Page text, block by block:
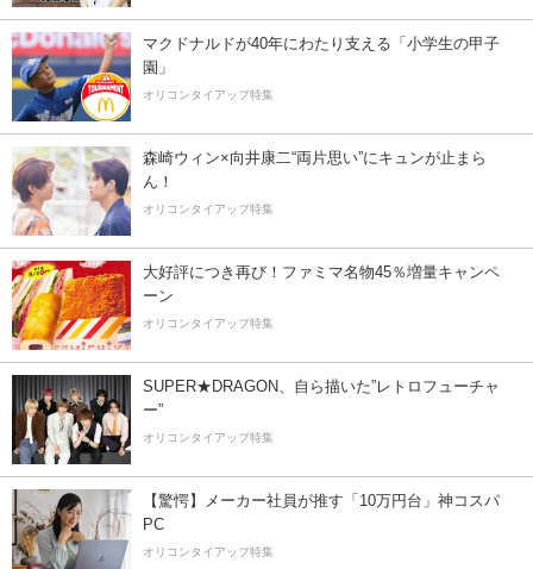
マクドナルドが40年にわたり支える「小学生の甲子
園」
オリコンタイアップ特集
森崎ウィン×向井康二“両片思い”にキュンが止まら
ん！
オリコンタイアップ特集
大好評につき再び！ファミマ名物45％増量キャンペ
ーン
オリコンタイアップ特集
SUPER★DRAGON、自ら描いた”レトロフューチャ
ー”
オリコンタイアップ特集
【驚愕】メーカー社員が推す「10万円台」神コスパ
PC
オリコンタイアップ特集